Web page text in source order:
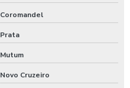
Coromandel
Prata
Mutum
Novo Cruzeiro